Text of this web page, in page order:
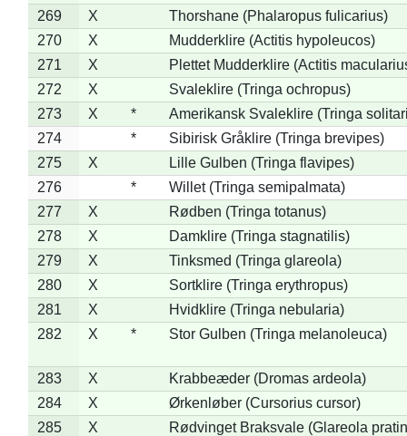
269
X
Thorshane (Phalaropus fulicarius)
270
X
Mudderklire (Actitis hypoleucos)
271
X
Plettet Mudderklire (Actitis
272
X
Svaleklire (Tringa ochropus)
273
X *
Amerikansk Svaleklire (Tringa
274
*
Sibirisk Gråklire (Tringa brevipes)
275
X
Lille Gulben (Tringa flavipes)
276
*
Willet (Tringa semipalmata)
277
X
Rødben (Tringa totanus)
278
X
Damklire (Tringa stagnatilis)
279
X
Tinksmed (Tringa glareola)
280
X
Sortklire (Tringa erythropus)
281
X
Hvidklire (Tringa nebularia)
282
X * Stor Gulben (Tringa melanoleuca)
283 X
Krabbeæder (Dromas ardeola)
284
X
Ørkenløber (Cursorius cursor)
285
X
Rødvinget Braksvale (Glareola